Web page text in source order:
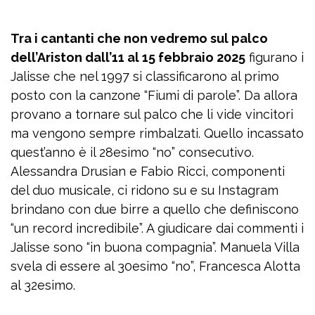
Tra i cantanti che non vedremo sul palco
dell’Ariston dall’11 al 15 febbraio 2025 figurano i
Jalisse che nel 1997 si classificarono al primo
posto con la canzone “Fiumi di parole”. Da allora
provano a tornare sul palco che li vide vincitori
ma vengono sempre rimbalzati. Quello incassato
quest’anno è il 28esimo “no” consecutivo.
Alessandra Drusian e Fabio Ricci, componenti
del duo musicale, ci ridono su e su Instagram
brindano con due birre a quello che definiscono
“un record incredibile”. A giudicare dai commenti i
Jalisse sono “in buona compagnia”. Manuela Villa
svela di essere al 30esimo “no”, Francesca Alotta
al 32esimo.